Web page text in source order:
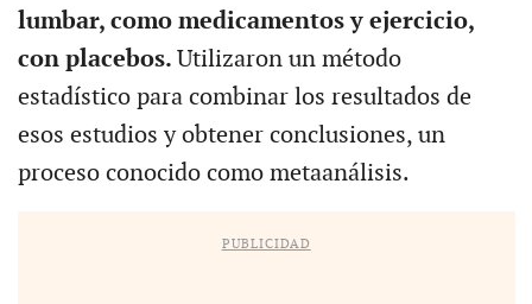
lumbar, como medicamentos y ejercicio,
con placebos. Utilizaron un método
estadístico para combinar los resultados de
esos estudios y obtener conclusiones, un
proceso conocido como metaanálisis.
PUBLICIDAD